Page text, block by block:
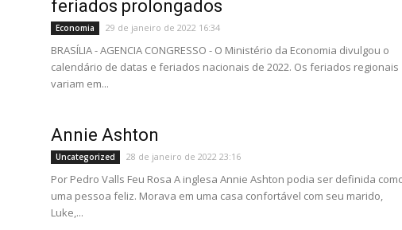
feriados prolongados
Economia 29 de janeiro de 2022 16:34
BRASÍLIA - AGENCIA CONGRESSO - O Ministério da Economia divulgou o
calendário de datas e feriados nacionais de 2022. Os feriados regionais
variam em...
Annie Ashton
Uncategorized 28 de janeiro de 2022 23:16
Por Pedro Valls Feu Rosa A inglesa Annie Ashton podia ser definida
uma pessoa feliz. Morava em uma casa confortável com seu marido,
Luke,...